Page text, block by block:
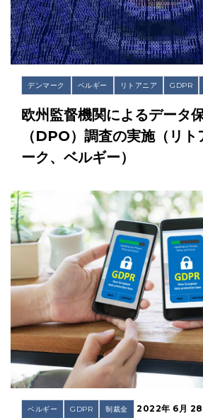
デンマーク ベルギー リトアニア GDPR
欧州監督機関によるデータ
（DPO）調査の実施（リ
ーク、ベルギー）
ベルギー GDPR 制裁金 2022年 6月 28